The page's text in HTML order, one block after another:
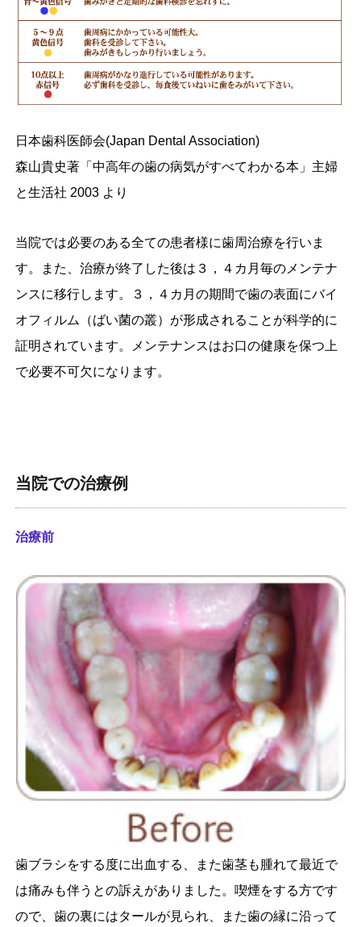
日本歯科医師会(Japan Dental Association)
森山貴史著「中高年の歯の病気がすべてわかる本」主婦
と生活社 2003 より
当院では必要のある全ての患者様に歯周治療を行いま
す。また、治療が終了した後は３，４カ月毎のメンテナ
ンスに移行します。３，４カ月の期間で歯の表面にバイ
オフィルム（ばい菌の叢）が形成されることが科学的に
証明されています。メンテナンスはお口の健康を保つ上
で必要不可欠になります。
当院での治療例
治療前
歯ブラシをする度に出血する、また歯茎も腫れて最近で
は痛みも伴うとの訴えがありました。喫煙をする方です
ので、歯の裏にはタールが見られ、また歯の縁に沿って